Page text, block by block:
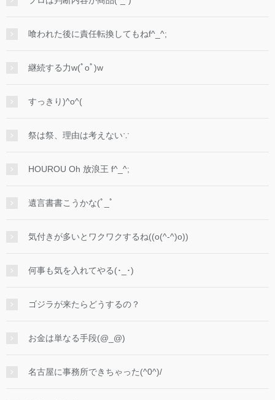
喰われた後に責任転換してもねf^_^;
継続する力w(ﾟoﾟ)w
すっきり)^o^(
祭は祭、理由は考えない∵
HOUROU Oh 放浪王 f^_^;
遺言書書こうかな(ﾟ_ﾟ
気付きが多いとワクワクするね((o(^-^)o))
何事も気を入れてやる(･_･)
ゴジラが来たらどうするの？
お金は単なる手段(@_@)
名古屋に事務所できちゃった(^0^)/